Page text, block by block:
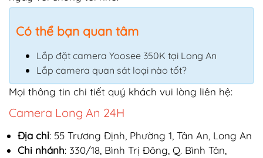
Có thể bạn quan tâm
Lắp đặt camera Yoosee 350K tại Long An
Lắp camera quan sát loại nào tốt?
Mọi thông tin chi tiết quý khách vui lòng liên hệ:
Camera Long An 24H
Địa chỉ: 55 Trương Định, Phường 1, Tân An, Long An
Chi nhánh: 330/18, Bình Trị Đông, Q. Bình Tân,